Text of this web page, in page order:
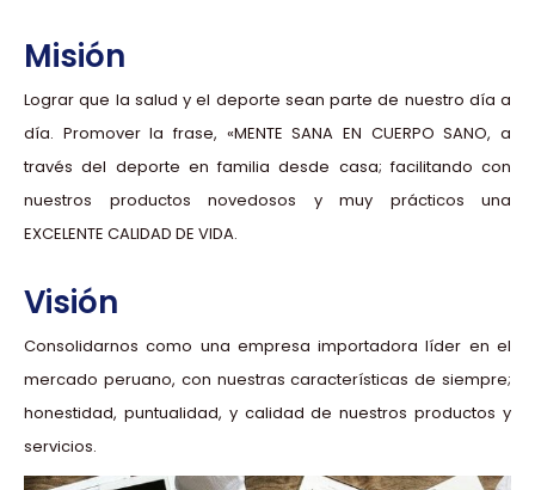
Misión
Lograr que la salud y el deporte sean parte de nuestro día a
día. Promover la frase, «MENTE SANA EN CUERPO SANO, a
través del deporte en familia desde casa; facilitando con
nuestros productos novedosos y muy prácticos una
EXCELENTE CALIDAD DE VIDA.
Visión
Consolidarnos como una empresa importadora líder en el
mercado peruano, con nuestras características de siempre;
honestidad, puntualidad, y calidad de nuestros productos y
servicios.